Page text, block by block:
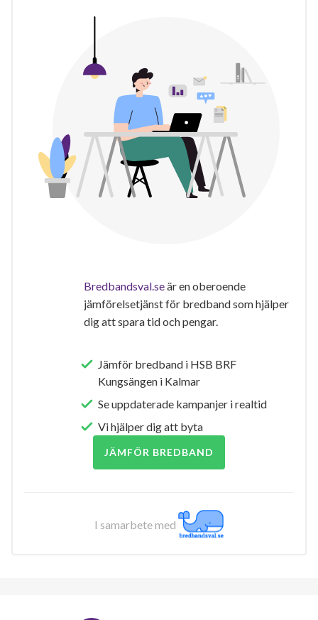
Bredbandsval.seär en oberoende
jämförelsetjänst för bredband som hjälper
dig att spara tid och pengar.
Jämför bredband i HSB BRF
Kungsängen i Kalmar
Se uppdaterade kampanjer i realtid
Vi hjälper dig att byta
JÄMFÖR BREDBAND
I samarbete med